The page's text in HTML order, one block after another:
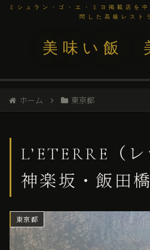
ミシュラン・ゴ・エ・ミヨ掲載店を
問した高級レスト
美味い飯
ホーム 東京都
L’ETERRE（
神楽坂・飯田
東京都